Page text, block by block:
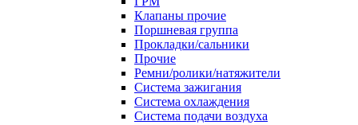
Клапаны прочие
Поршневая группа
Прокладки/сальники
Прочие
Ремни/ролики/натяжители
Система зажигания
Система охлаждения
Система подачи воздуха